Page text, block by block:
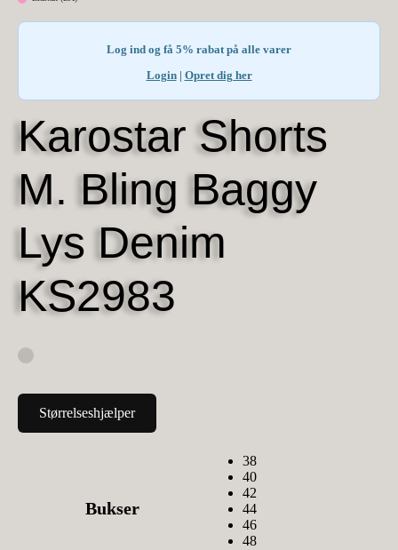
Log ind og få 5% rabat på alle varer
Login| Opret dig her
Karostar Shorts
M. Bling Baggy
Lys Denim
KS2983
Størrelseshjælper
Bukser
38
40
42
44
46
48